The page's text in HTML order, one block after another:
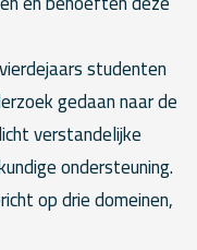
studenten
gedaan naar de
verstandelijke
ondersteuning.
op drie domeinen,